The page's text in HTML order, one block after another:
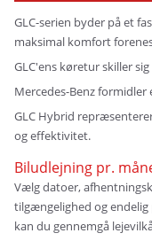
GLC-serien byder på et
maksimal komfort
GLC'ens køretur skiller
Mercedes-Benz
GLC Hybrid
og effektivitet.
Biludlejning pr.
Vælg datoer,
tilgængelighed og
kan du gennemgå